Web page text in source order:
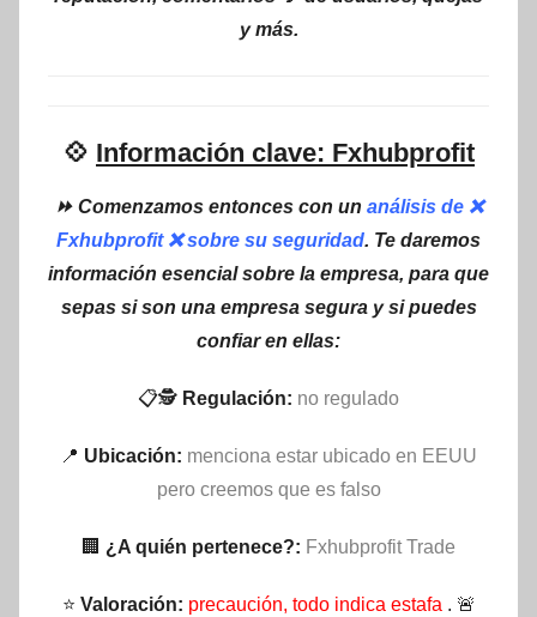
y más.
💠 Información clave: Fxhubprofit
⏩ Comenzamos entonces con un análisis de ❌
Fxhubprofit ❌ sobre su seguridad. Te daremos
información esencial sobre la empresa, para que
sepas si son una empresa segura y si puedes
confiar en ellas:
📋🕵 Regulación: no regulado
📍 Ubicación: menciona estar ubicado en EEUU
pero creemos que es falso
🏢 ¿A quién pertenece?: Fxhubprofit Trade
⭐ Valoración: precaución, todo indica estafa . 🚨